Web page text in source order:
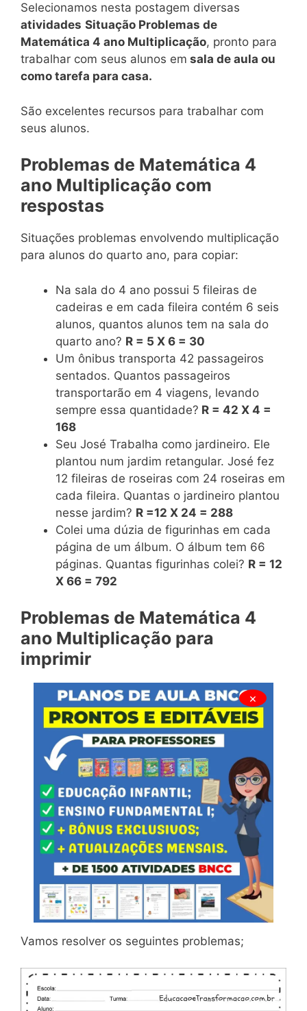
Selecionamos nesta postagem diversas
atividades Situação Problemas de
Matemática 4 ano Multiplicação, pronto para
trabalhar com seus alunos em sala de aula ou
como tarefa para casa.
São excelentes recursos para trabalhar com
seus alunos.
Problemas de Matemática 4
ano Multiplicação com
respostas
Situações problemas envolvendo multiplicação
para alunos do quarto ano, para copiar:
Na sala do 4 ano possui 5 fileiras de
cadeiras e em cada fileira contém 6 seis
alunos, quantos alunos tem na sala do
quarto ano? R = 5 X 6 = 30
Um ônibus transporta 42 passageiros
sentados. Quantos passageiros
transportarão em 4 viagens, levando
sempre essa quantidade? R = 42 X 4 =
168
Seu José Trabalha como jardineiro. Ele
plantou num jardim retangular. José fez
12 fileiras de roseiras com 24 roseiras em
cada fileira. Quantas o jardineiro plantou
nesse jardim? R =12 X 24 = 288
Colei uma dúzia de figurinhas em cada
página de um álbum. O álbum tem 66
páginas. Quantas figurinhas colei? R = 12
X 66 = 792
Problemas de Matemática 4
ano Multiplicação para
imprimir
×
Vamos resolver os seguintes problemas;